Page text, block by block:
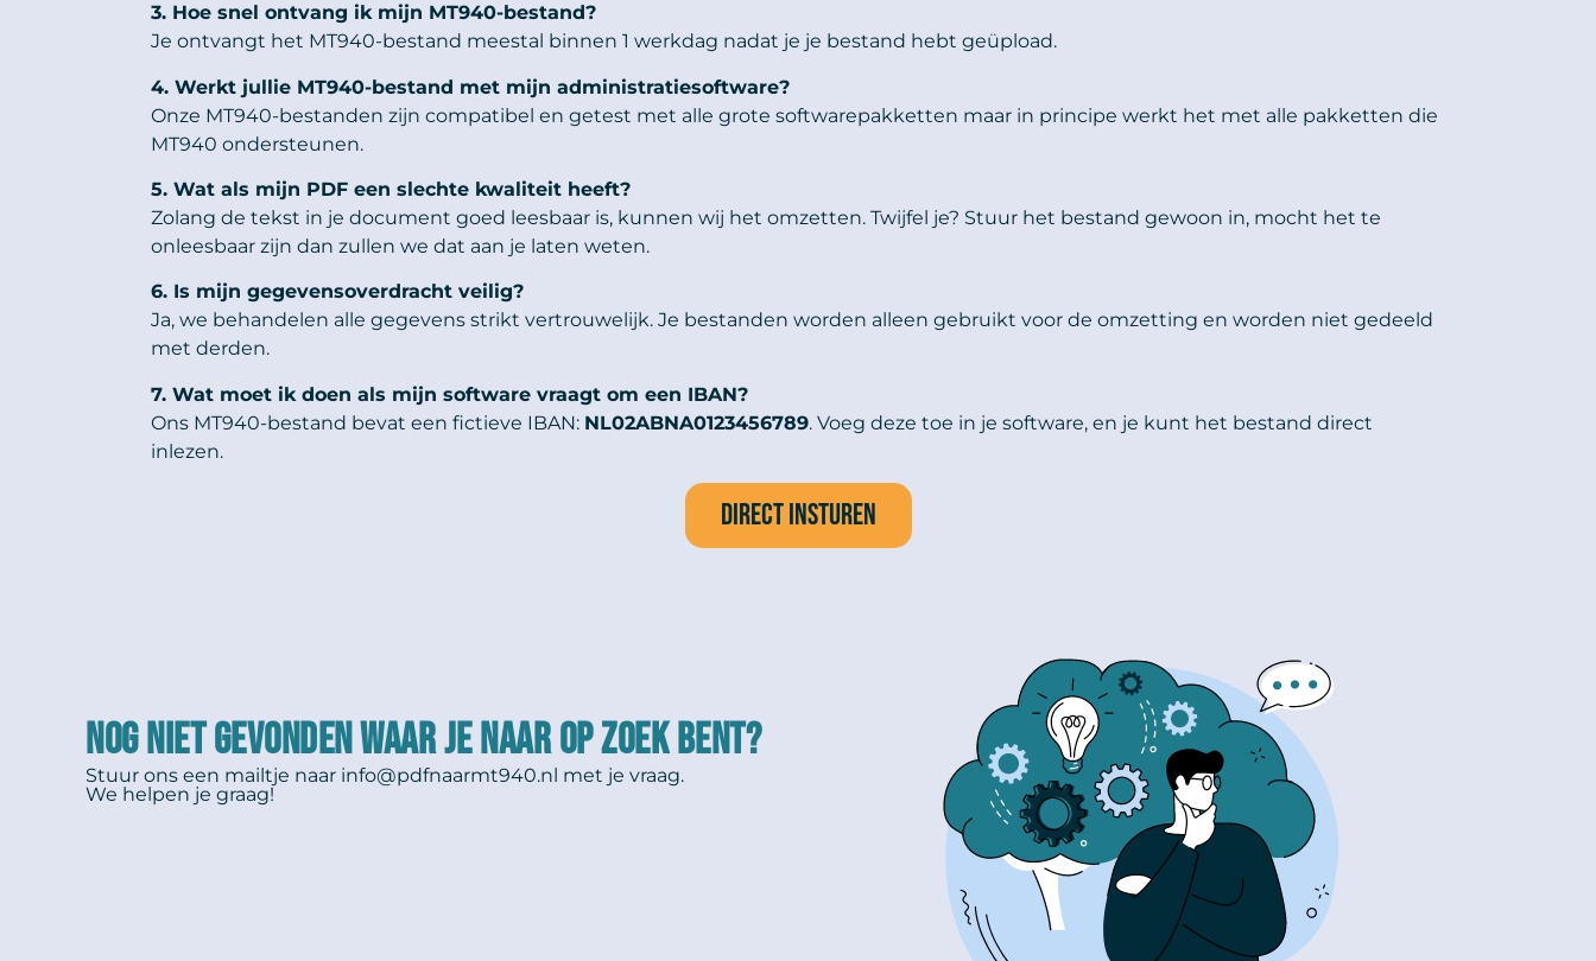
3. Hoe snel ontvang ik mijn MT940-bestand?
Je ontvangt het MT940-bestand meestal binnen 1 werkdag nadat je je bestand hebt geüpload.
4. Werkt jullie MT940-bestand met mijn administratiesoftware?
Onze MT940-bestanden zijn compatibel en getest met alle grote softwarepakketten maar in principe werkt het met alle pakketten die
MT940 ondersteunen.
5. Wat als mijn PDF een slechte kwaliteit heeft?
Zolang de tekst in je document goed leesbaar is, kunnen wij het omzetten. Twijfel je? Stuur het bestand gewoon in, mocht het te
onleesbaar zijn dan zullen we dat aan je laten weten.
6. Is mijn gegevensoverdracht veilig?
Ja, we behandelen alle gegevens strikt vertrouwelijk. Je bestanden worden alleen gebruikt voor de omzetting en worden niet gedeeld
met derden.
7. Wat moet ik doen als mijn software vraagt om een IBAN?
Ons MT940-bestand bevat een fictieve IBAN: NL02ABNA0123456789. Voeg deze toe in je software, en je kunt het bestand direct
inlezen.
Direct insturen
NOG NIET GEVONDEN WAAR JE NAAR OP ZOEK BENT?
Stuur ons een mailtje naar info@pdfnaarmt940.nl met je vraag.
We helpen je graag!